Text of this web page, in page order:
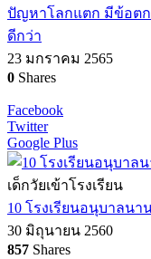
ปัญหาโลกแตก มีข้อตก
ดีกว่า
23 มกราคม 2565
0 Shares
Facebook
Twitter
Google Plus
เด็กวัยเข้าโรงเรียน
10 โรงเรียนอนุบาลน
30 มิถุนายน 2560
857 Shares